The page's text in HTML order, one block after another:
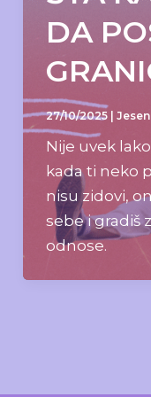
DA
27/10/2025
Nije uvek
kada ti neko
nisu zidovi,
sebe i gradiš
odnose.